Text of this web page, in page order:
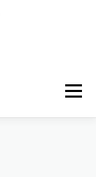
Meni